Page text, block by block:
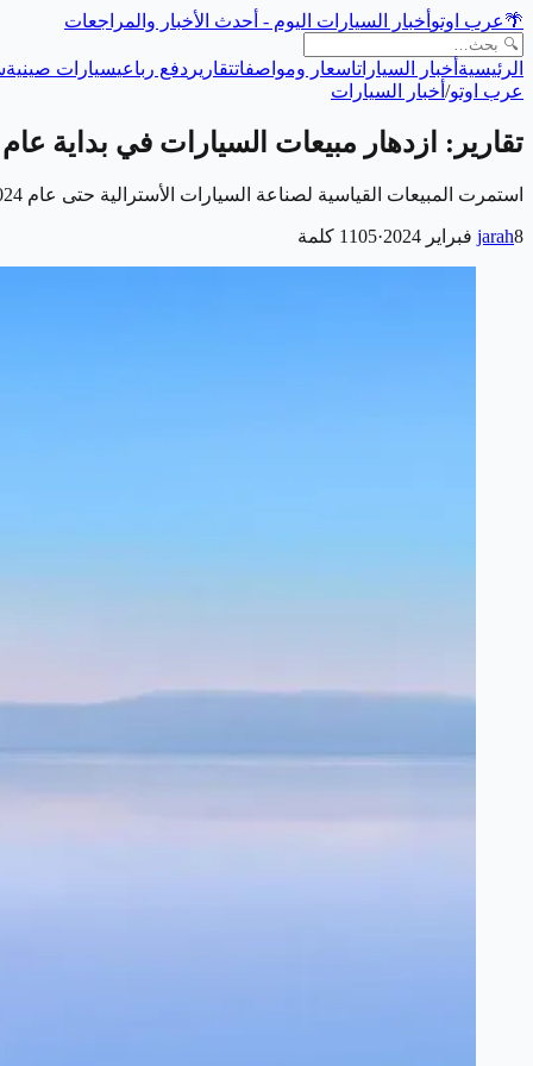
🌴عرب اوتو أخبار السيارات اليوم - أحدث الأخبار والمراجعات
الرئيسية أخبار السياراتاسعار ومواصفاتتقارير دفع رباعيسيارات صينية
عرب اوتو/ أخبار السيارات
تقارير: ازدهار مبيعات السيارات في بداية عام
استمرت المبيعات القياسية لصناعة السيارات الأسترالية حتى عام 2024، حيث تم تسليم 89.782 سيارة جديدة في الشهر الماضي، وهو أعلى مستوى على الإطلاق - بزيادة 5.8…
jarah8 فبراير 2024 ·
1105 كلمة